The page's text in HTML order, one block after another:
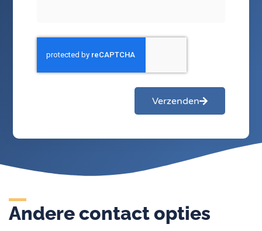
Verzenden
Andere contact opties